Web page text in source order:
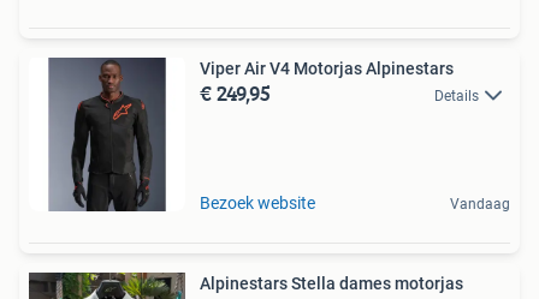
Viper Air V4 Motorjas Alpinestars
€ 249,95 Details
Bezoek website Vandaag
Alpinestars Stella dames motorjas